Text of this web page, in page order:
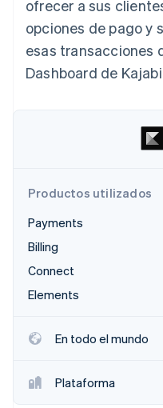
Prevención de fraude
Atlas
Constitución de una
Climate
Eliminación de dióxido
Identity
Verificación de
Stripe Sessions 2026
Descubre cómo
para la IA.
ofrecer a sus
opciones de pago y
esas transacciones
Dashboard de
Productos utilizados
Payments
Billing
Connect
Elements
En todo el mundo
Plataforma